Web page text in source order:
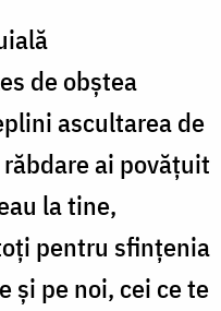
de obștea
ascultarea de
ai povățuit
la tine,
pentru sfințenia
și pe noi, cei ce te